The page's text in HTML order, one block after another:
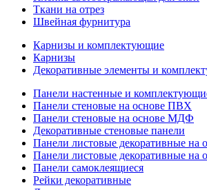
Ткани на отрез
Швейная фурнитура
Карнизы и комплектующие
Карнизы
Декоративные элементы и
Панели настенные и
Панели стеновые на основе ПВХ
Панели стеновые на основе МДФ
Декоративные стеновые панели
Панели листовые декоративные на
Панели листовые декоративные
Панели самоклеящиеся
Рейки декоративные